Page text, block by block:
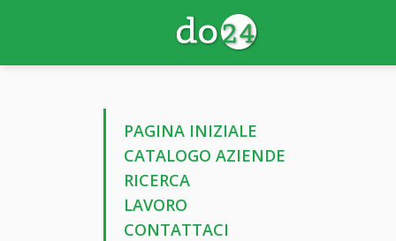
PAGINA INIZIALE
CATALOGO AZIENDE
RICERCA
LAVORO
CONTATTACI